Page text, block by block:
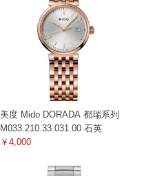
美度 Mido DORADA 都瑞系列
M033.210.33.031.00 石英
￥4,000